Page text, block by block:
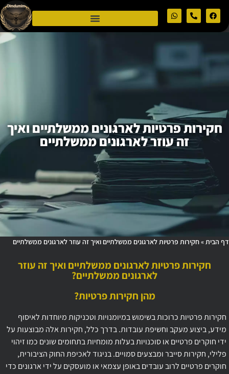
חקירות פרטיות לארגונים ממשלתיים ואיך
זה עוזר לארגונים ממשלתיים
דף הבית»חקירות פרטיות לארגונים ממשלתיים ואיך זה עוזר לארגונים ממשלתיים
חקירות פרטיות לארגונים ממשלתיים ואיך זה עוזר
לארגונים ממשלתיים?
מהן חקירות פרטיות?
חקירות פרטיות כרוכות בשימוש במיומנויות וטכניקות מיוחדות לאיסוף
מידע, ביצוע מעקב וחשיפת עובדות. בדרך כלל, חקירות אלה מבוצעות על
ידי חוקרים פרטיים או סוכנויות בעלות מומחיות בתחומים שונים כמו זיהוי
פלילי, חקירות סייבר ומבצעים סמויים. בניגוד לאכיפת החוק הציבורית,
חוקרים פרטיים לרוב עובדים באופן עצמאי או מועסקים על ידי ארגונים כדי